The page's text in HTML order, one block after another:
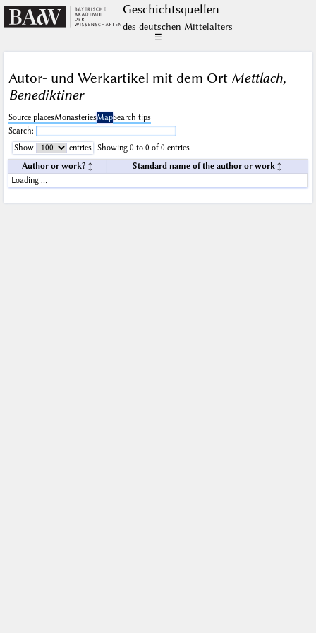
Geschichts­quellen
des deutschen Mittelalters
☰
Autor- und Werkartikel mit dem Ort Mettlach,
Benediktiner
Source placesMonasteriesMapSearch tips
Search:
Show
entries
Showing 0 to 0 of 0 entries
Author or work?
Standard name of the author or work
Loading …